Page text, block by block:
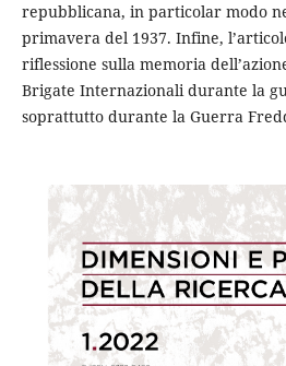
repubblicana, in particolar modo
primavera del 1937. Infine,
riflessione sulla memoria
Brigate Internazionali durante la
soprattutto durante la Guerra